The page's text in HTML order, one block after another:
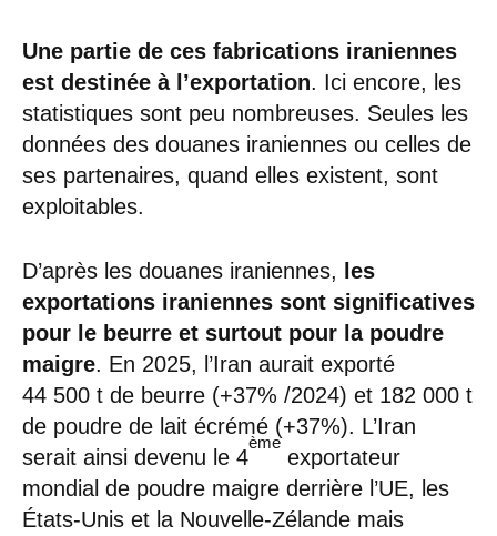
Une partie de ces fabrications iraniennes
est destinée à l’exportation. Ici encore, les
statistiques sont peu nombreuses. Seules les
données des douanes iraniennes ou celles de
ses partenaires, quand elles existent, sont
exploitables.
D’après les douanes iraniennes,
les
exportations iraniennes sont significatives
pour le beurre et surtout pour la poudre
maigre. En 2025, l’Iran aurait exporté
44 500 t de beurre (+37% /2024) et 182 000 t
de poudre de lait écrémé (+37%). L’Iran
serait ainsi devenu le 4
ème
exportateur
mondial de poudre maigre derrière l’UE, les
États-Unis et la Nouvelle-Zélande mais